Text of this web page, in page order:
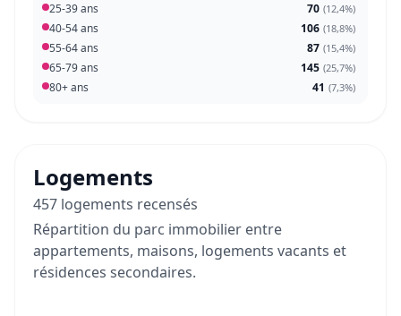
25-39 ans 70 (12,4%)
40-54 ans 106 (18,8%)
55-64 ans 87 (15,4%)
65-79 ans 145 (25,7%)
80+ ans 41 (7,3%)
Logements
457 logements recensés
Répartition du parc immobilier entre
appartements, maisons, logements vacants et
résidences secondaires.